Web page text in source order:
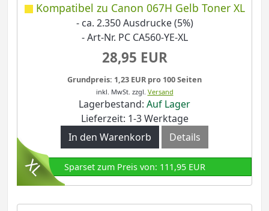
Kompatibel zu Canon 067H Gelb Toner XL
- ca. 2.350 Ausdrucke (5%)
- Art-Nr. PC CA560-YE-XL
28,95 EUR
Grundpreis: 1,23 EUR pro 100 Seiten
inkl. MwSt. zzgl. Versand
Lagerbestand: Auf Lager
Lieferzeit: 1-3 Werktage
In den Warenkorb
Details
Sparset zum Preis von: 111,95 EUR